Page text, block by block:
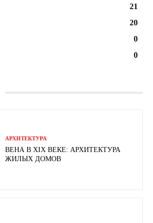
21
20
0
0
АРХИТЕКТУРА
ВЕНА В XIX ВЕКЕ: АРХИТЕКТУРА
ЖИЛЫХ ДОМОВ